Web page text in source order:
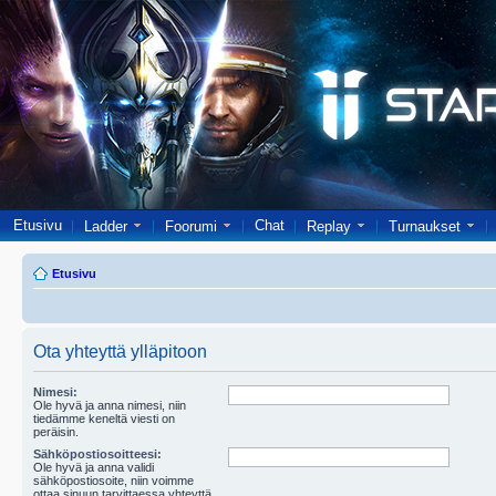
Etusivu Ladder Foorumi Chat Replay Turnaukset
Etusivu
Ota yhteyttä ylläpitoon
Nimesi:
Ole hyvä ja anna nimesi, niin
tiedämme keneltä viesti on
peräisin.
Sähköpostiosoitteesi:
Ole hyvä ja anna validi
sähköpostiosoite, niin voimme